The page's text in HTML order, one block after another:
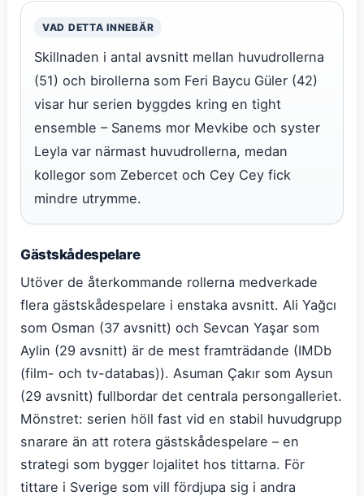
VAD DETTA INNEBÄR
Skillnaden i antal avsnitt mellan huvudrollerna
(51) och birollerna som Feri Baycu Güler (42)
visar hur serien byggdes kring en tight
ensemble – Sanems mor Mevkibe och syster
Leyla var närmast huvudrollerna, medan
kollegor som Zebercet och Cey Cey fick
mindre utrymme.
Gästskådespelare
Utöver de återkommande rollerna medverkade
flera gästskådespelare i enstaka avsnitt. Ali Yağcı
som Osman (37 avsnitt) och Sevcan Yaşar som
Aylin (29 avsnitt) är de mest framträdande (IMDb
(film- och tv-databas)). Asuman Çakır som Aysun
(29 avsnitt) fullbordar det centrala persongalleriet.
Mönstret: serien höll fast vid en stabil huvudgrupp
snarare än att rotera gästskådespelare – en
strategi som bygger lojalitet hos tittarna. För
tittare i Sverige som vill fördjupa sig i andra